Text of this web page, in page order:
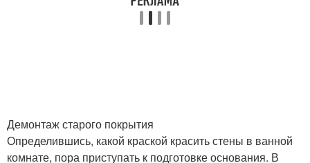
Демонтаж старого покрытия
Определившись, какой краской красить стены в ванной
комнате, пора приступать к подготовке основания. В